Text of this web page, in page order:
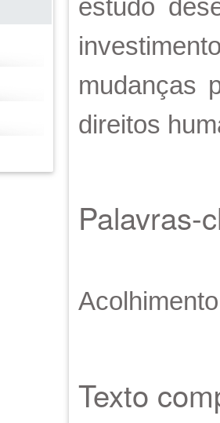
estudo
mudanças
direitos
Palavras-
Texto